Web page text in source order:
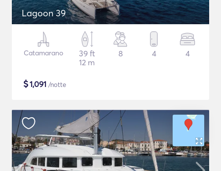
Lagoon 39
Catamarano
39 ft
12 m
8 4 4
$1,091 /notte